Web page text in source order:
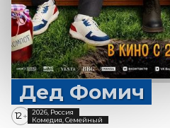
Дед Фомич
12 +
2026, Россия
Комедия, Семейный